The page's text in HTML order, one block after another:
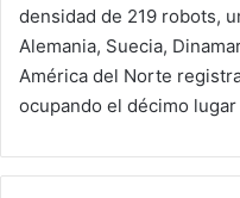
densidad de 219 robots,
Alemania, Suecia,
América del Norte
ocupando el décimo